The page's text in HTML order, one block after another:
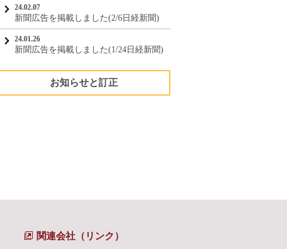
24.02.07
新聞広告を掲載しました(2/6日経新聞)
24.01.26
新聞広告を掲載しました(1/24日経新聞)
お知らせと訂正
関連会社（リンク）